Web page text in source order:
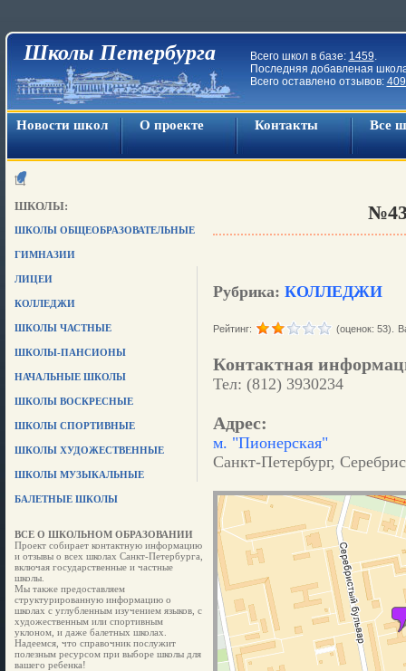
Школы Петербурга Всего школ в базе: 1459.
Последняя добавленая
Всего оставлено отзывов:
Новости школ О проекте Контакты Все
ШКОЛЫ:
ШКОЛЫ ОБЩЕОБРАЗОВАТЕЛЬНЫЕ
ГИМНАЗИИ
ЛИЦЕИ
КОЛЛЕДЖИ
ШКОЛЫ ЧАСТНЫЕ
ШКОЛЫ-ПАНСИОНЫ
НАЧАЛЬНЫЕ ШКОЛЫ
ШКОЛЫ ВОСКРЕСНЫЕ
ШКОЛЫ СПОРТИВНЫЕ
ШКОЛЫ ХУДОЖЕСТВЕННЫЕ
ШКОЛЫ МУЗЫКАЛЬНЫЕ
БАЛЕТНЫЕ ШКОЛЫ
ВСЕ О ШКОЛЬНОМ ОБРАЗОВАНИИ
Проект собирает контактную информацию
и отзывы о всех школах Санкт-Петербурга,
включая государственные и частные
школы.
Мы также предоставляем
структурированную информацию о
школах с углубленным изучением языков, с
художественным или спортивным
уклоном, и даже балетных школах.
Надеемся, что справочник послужит
полезным ресурсом при выборе школы для
вашего ребенка!
Рубрика: КОЛЛЕДЖИ
Рейтинг: (оценок: 53).
Контактная
Тел: (812) 3930234
Адрес:
м. "Пионерская"
Санкт-Петербург,